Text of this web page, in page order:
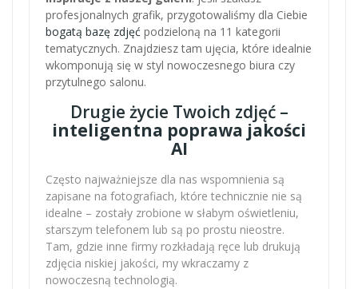
profesjonalnych grafik, przygotowaliśmy dla Ciebie
bogatą bazę zdjęć podzieloną na 11 kategorii
tematycznych. Znajdziesz tam ujęcia, które idealnie
wkomponują się w styl nowoczesnego biura czy
przytulnego salonu.
Drugie życie Twoich zdjęć –
inteligentna poprawa jakości
AI
Często najważniejsze dla nas wspomnienia są
zapisane na fotografiach, które technicznie nie są
idealne – zostały zrobione w słabym oświetleniu,
starszym telefonem lub są po prostu nieostre.
Tam, gdzie inne firmy rozkładają ręce lub drukują
zdjęcia niskiej jakości, my wkraczamy z
nowoczesną technologią.